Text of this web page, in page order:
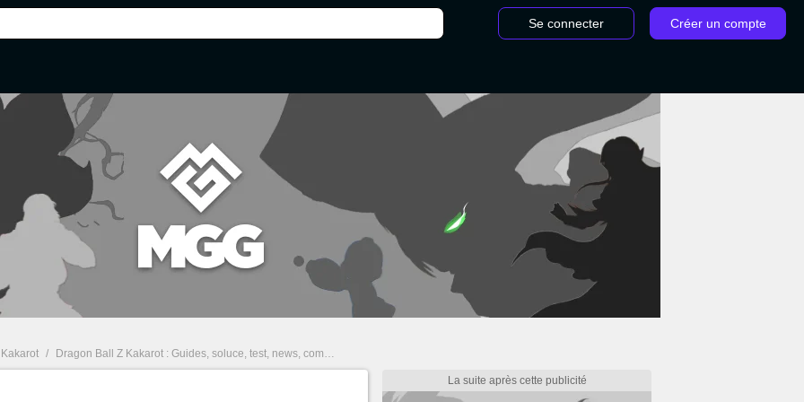
Se connecter Créer un compte
/ Dragon Ball Z Kakarot : Guides, soluce, test, news, combats